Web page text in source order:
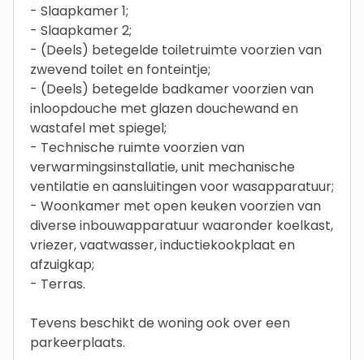
- Slaapkamer 1;
- Slaapkamer 2;
- (Deels) betegelde toiletruimte voorzien van
zwevend toilet en fonteintje;
- (Deels) betegelde badkamer voorzien van
inloopdouche met glazen douchewand en
wastafel met spiegel;
- Technische ruimte voorzien van
verwarmingsinstallatie, unit mechanische
ventilatie en aansluitingen voor wasapparatuur;
- Woonkamer met open keuken voorzien van
diverse inbouwapparatuur waaronder koelkast,
vriezer, vaatwasser, inductiekookplaat en
afzuigkap;
- Terras.
Tevens beschikt de woning ook over een
parkeerplaats.